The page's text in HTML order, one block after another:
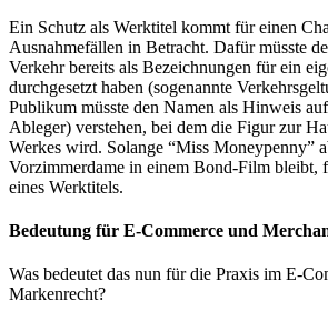
Ein Schutz als Werktitel kommt für einen
Ausnahmefällen in Betracht. Dafür müsste
Verkehr bereits als Bezeichnungen für ein
durchgesetzt haben (sogenannte
Publikum müsste den Namen als Hinweis
Ableger) verstehen, bei dem die Figur zur
Werkes wird. Solange “Miss Moneypenny”
Vorzimmerdame in einem Bond-Film bleibt,
eines Werktitels.
Bedeutung für E-Commerce und
Was bedeutet das nun für die Praxis im E-
Markenrecht?